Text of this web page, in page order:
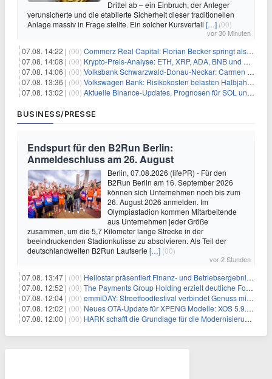
Drittel ab – ein Einbruch, der Anleger
verunsicherte und die etablierte Sicherheit dieser traditionellen
Anlage massiv in Frage stellte. Ein solcher Kursverfall […] (00)
vor 30 Minuten
07.08. 14:22 | (00) Commerz Real Capital: Florian Becker springt als Leiter ein
07.08. 14:08 | (00) Krypto-Preis-Analyse: ETH, XRP, ADA, BNB und HYPE
07.08. 14:06 | (00) Volksbank Schwarzwald-Donau-Neckar: Carmen Wedam übernimmt Aufsichtsratsvorsitz
07.08. 13:36 | (00) Volkswagen Bank: Risikokosten belasten Halbjahresergebnis
07.08. 13:02 | (00) Aktuelle Binance-Updates, Prognosen für SOL und DOGE: Zusammenfassung vom 7. August
BUSINESS/PRESSE
Endspurt für den B2Run Berlin:
Anmeldeschluss am 26. August
Berlin, 07.08.2026 (lifePR) - Für den
B2Run Berlin am 16. September 2026
können sich Unternehmen noch bis zum
26. August 2026 anmelden. Im
Olympiastadion kommen Mitarbeitende
aus Unternehmen jeder Größe
zusammen, um die 5,7 Kilometer lange Strecke in der
beeindruckenden Stadionkulisse zu absolvieren. Als Teil der
deutschlandweiten B2Run Laufserie […] (00)
vor 2 Stunden
07.08. 13:47 | (00) Heliostar präsentiert Finanz- und Betriebsergebnis für das zweite Quartal 2026 mit Goldproduktion und Barreserven in Rekordhöhe
07.08. 12:52 | (00) The Payments Group Holding erzielt deutliche Fortschritte bei ihren AI-Projekten
07.08. 12:04 | (00) emmiDAY: Streetfoodfestival verbindet Genuss mit Engagement gegen Brustkrebs
07.08. 12:02 | (00) Neues OTA-Update für XPENG Modelle: XOS 5.9.5 erweitert Sicherheits-, Lade- und Komfortfunktionen
07.08. 12:00 | (00) HARK schafft die Grundlage für die Modernisierung seiner IBM i-Anwendungen